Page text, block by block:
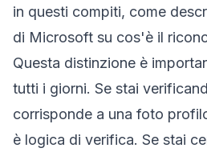
in questi compiti, come
di Microsoft su cos'è il
Questa distinzione è
tutti i giorni. Se stai
corrisponde a una foto
è logica di verifica. Se stai